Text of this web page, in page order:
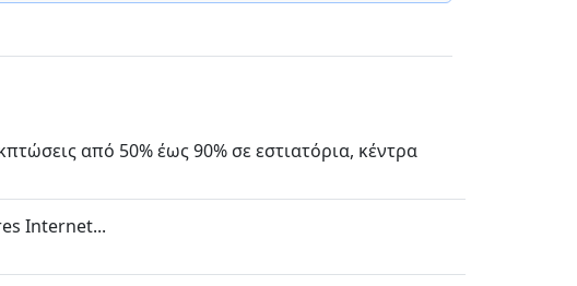
από 50% έως 90% σε εστιατόρια, κέντρα
Internet...